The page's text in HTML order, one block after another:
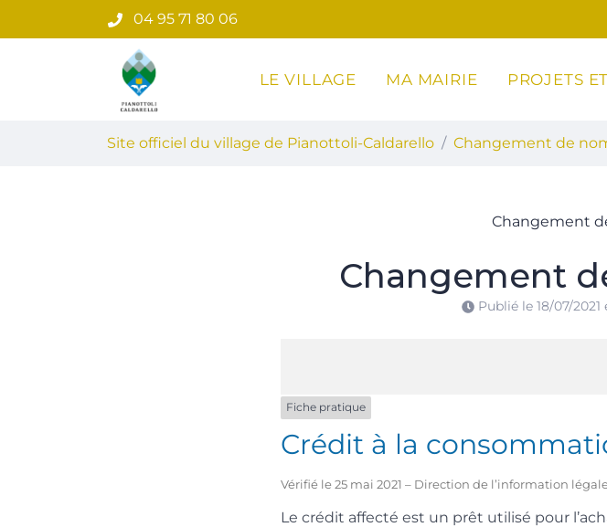
au
04 95 71 80 06
Site officiel du village de Pianottoli-Caldarello
LE VILLAGE MA MAIRIE PROJETS
Site officiel du village de Pianottoli-Caldarello Changement de
Changement
Changement
Publié le 18/07/2021
Fiche pratique
Crédit à la
Vérifié le 25 mai 2021 – Direction de l’information
Le crédit affecté est un prêt utilisé pour